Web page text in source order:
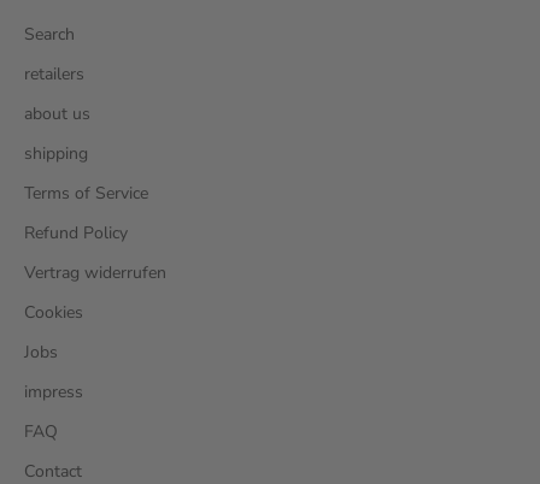
Search
retailers
about us
shipping
Terms of Service
Refund Policy
Vertrag widerrufen
Cookies
Jobs
impress
FAQ
Contact